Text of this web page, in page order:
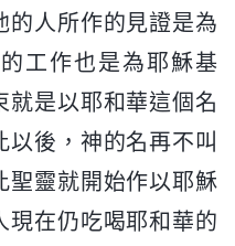
的人所作的見證是為
工作也是為耶穌基
就是以耶和華這個名
後，神的名再不叫
聖靈就開始作以耶穌
現在仍吃喝耶和華的